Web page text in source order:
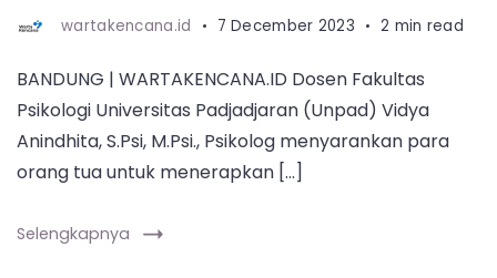
wartakencana.id 7 December 2023 2 min read
BANDUNG | WARTAKENCANA.ID Dosen Fakultas
Psikologi Universitas Padjadjaran (Unpad) Vidya
Anindhita, S.Psi, M.Psi., Psikolog menyarankan para
orang tua untuk menerapkan […]
Selengkapnya